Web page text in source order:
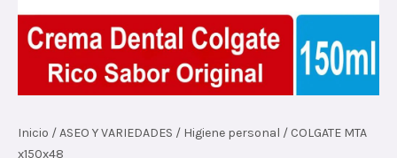
Inicio /ASEO Y VARIEDADES / Higiene personal / COLGATE MTA
x150x48